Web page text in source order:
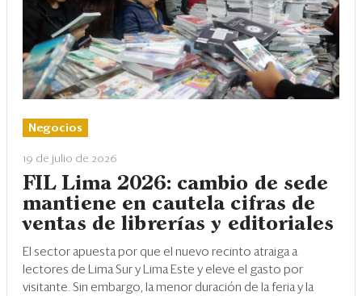
Economía y Finanzas
Legal y Política
Eventos
Blogs
Ranking CEO
Edición Impresa
Negocios
19 de julio de 2026
FIL Lima 2026: cambio de sede
mantiene en cautela cifras de
ventas de librerías y editoriales
El sector apuesta por que el nuevo recinto atraiga a
lectores de Lima Sur y Lima Este y eleve el gasto por
visitante. Sin embargo, la menor duración de la feria y la